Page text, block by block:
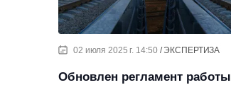
02 июля 2025 г. 14:50 ЭКСПЕРТИЗА
Обновлен регламент работы